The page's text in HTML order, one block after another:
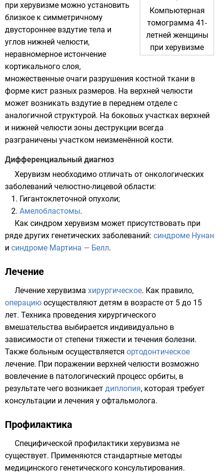
Компьютерная
томограмма 41-
летней женщины
при херувизме
при херувизме можно установить
близкое к симметричному
двустороннее вздутие тела и
углов нижней челюсти,
неравномерное истончение
кортикального слоя,
множественные очаги разрушения костной ткани в
форме кист разных размеров. На верхней челюсти
может возникать вздутие в переднем отделе с
аналогичной структурой. На боковых участках верхней
и нижней челюсти зоны деструкции всегда
разграничены участком неизменённой кости.
Дифференциальный диагноз
Херувизм необходимо отличать от онкологических
заболеваний челюстно-лицевой области:
Гигантоклеточной опухоли;
Амелобластомы.
Как синдром херувизм может присутствовать при
ряде других генетических заболеваний: синдроме Нунан
и синдроме Мартина — Белл.
Лечение
Лечение херувизма хирургическое. Как правило,
операцию осуществляют детям в возрасте от 5 до 15
лет. Техника проведения хирургического
вмешательства выбирается индивидуально в
зависимости от степени тяжести и течения болезни.
Также больным осуществляется ортодонтическое
лечение. При поражении верхней челюсти возможно
вовлечение в патологический процесс орбиты, в
результате чего возникает диплопия, которая требует
консультации и лечения у офтальмолога.
Профилактика
Специфической профилактики херувизма не
существует. Применяются стандартные методы
медицинского генетического консультирования.